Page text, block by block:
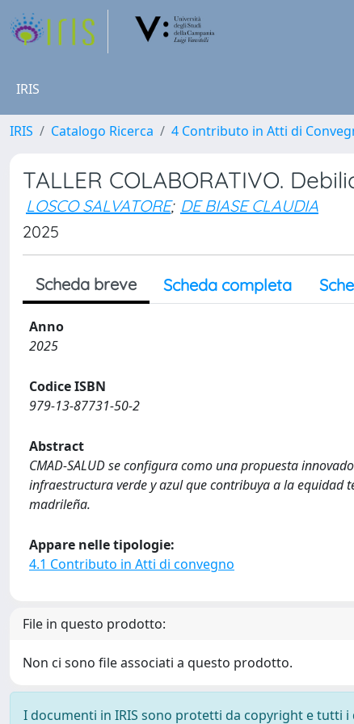
IRIS
IRIS Catalogo Ricerca 4 Contributo in Atti di
TALLER COLABORATIVO.
LOSCO SALVATORE; DE BIASE CLAUDIA
2025
Scheda breve Scheda completa
Anno
2025
Codice ISBN
979-13-87731-50-2
Abstract
CMAD-SALUD se configura como una propuesta
infraestructura verde y azul que contribuya a la
madrileña.
Appare nelle tipologie:
4.1 Contributo in Atti di convegno
File in questo prodotto:
Non ci sono file associati a questo prodotto.
I documenti in IRIS sono protetti da copyright e tutti